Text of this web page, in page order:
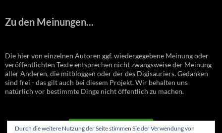
Zu den Meinungen...
Die hier von einzelnen Autoren ggf. wiedergegebene Meinung oder
veröffentlichten Texte entsprechen nicht zwangsweise der Meinung
aller Anderen, die mitbloggen oder der des Digisauriers. Gedanken
sind frei - das gilt auch bei diesem Projekt. Wir behalten uns
natürlich vor bestimmte Dinge nicht öffentlich zu machen.
VERTRAG WIDERRUFEN
Durch die weitere Nutzung der Seite stimmen Sie der Verwendung von